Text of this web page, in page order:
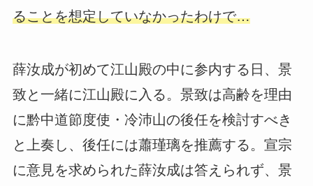
ることを想定していなかったわけで…
薛汝成が初めて江山殿の中に参内する日、景
致と一緒に江山殿に入る。景致は高齢を理由
に黔中道節度使・冷沛山の後任を検討すべき
と上奏し、後任には蕭瑾璃を推薦する。宣宗
に意見を求められた薛汝成は答えられず、景